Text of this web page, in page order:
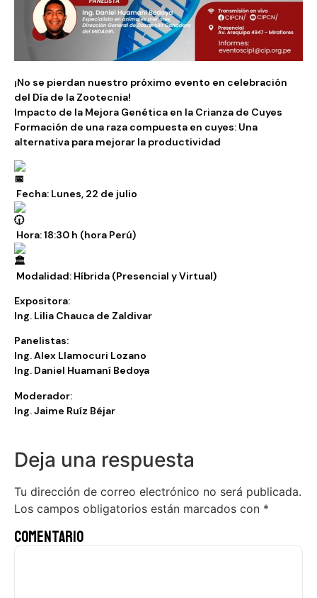
¡No se pierdan nuestro próximo evento en celebración
del Día de la Zootecnia!
Impacto de la Mejora Genética en la Crianza de Cuyes
Formación de una raza compuesta en cuyes: Una
alternativa para mejorar la productividad
Fecha: Lunes, 22 de julio
Hora: 18:30 h (hora Perú)
Modalidad: Híbrida (Presencial y Virtual)
Expositora:
Ing. Lilia Chauca de Zaldivar
Panelistas:
Ing. Alex Llamocuri Lozano
Ing. Daniel Huamaní Bedoya
Moderador:
Ing. Jaime Ruíz Béjar
Deja una respuesta
Tu dirección de correo electrónico no será publicada.
Los campos obligatorios están marcados con *
Comentario